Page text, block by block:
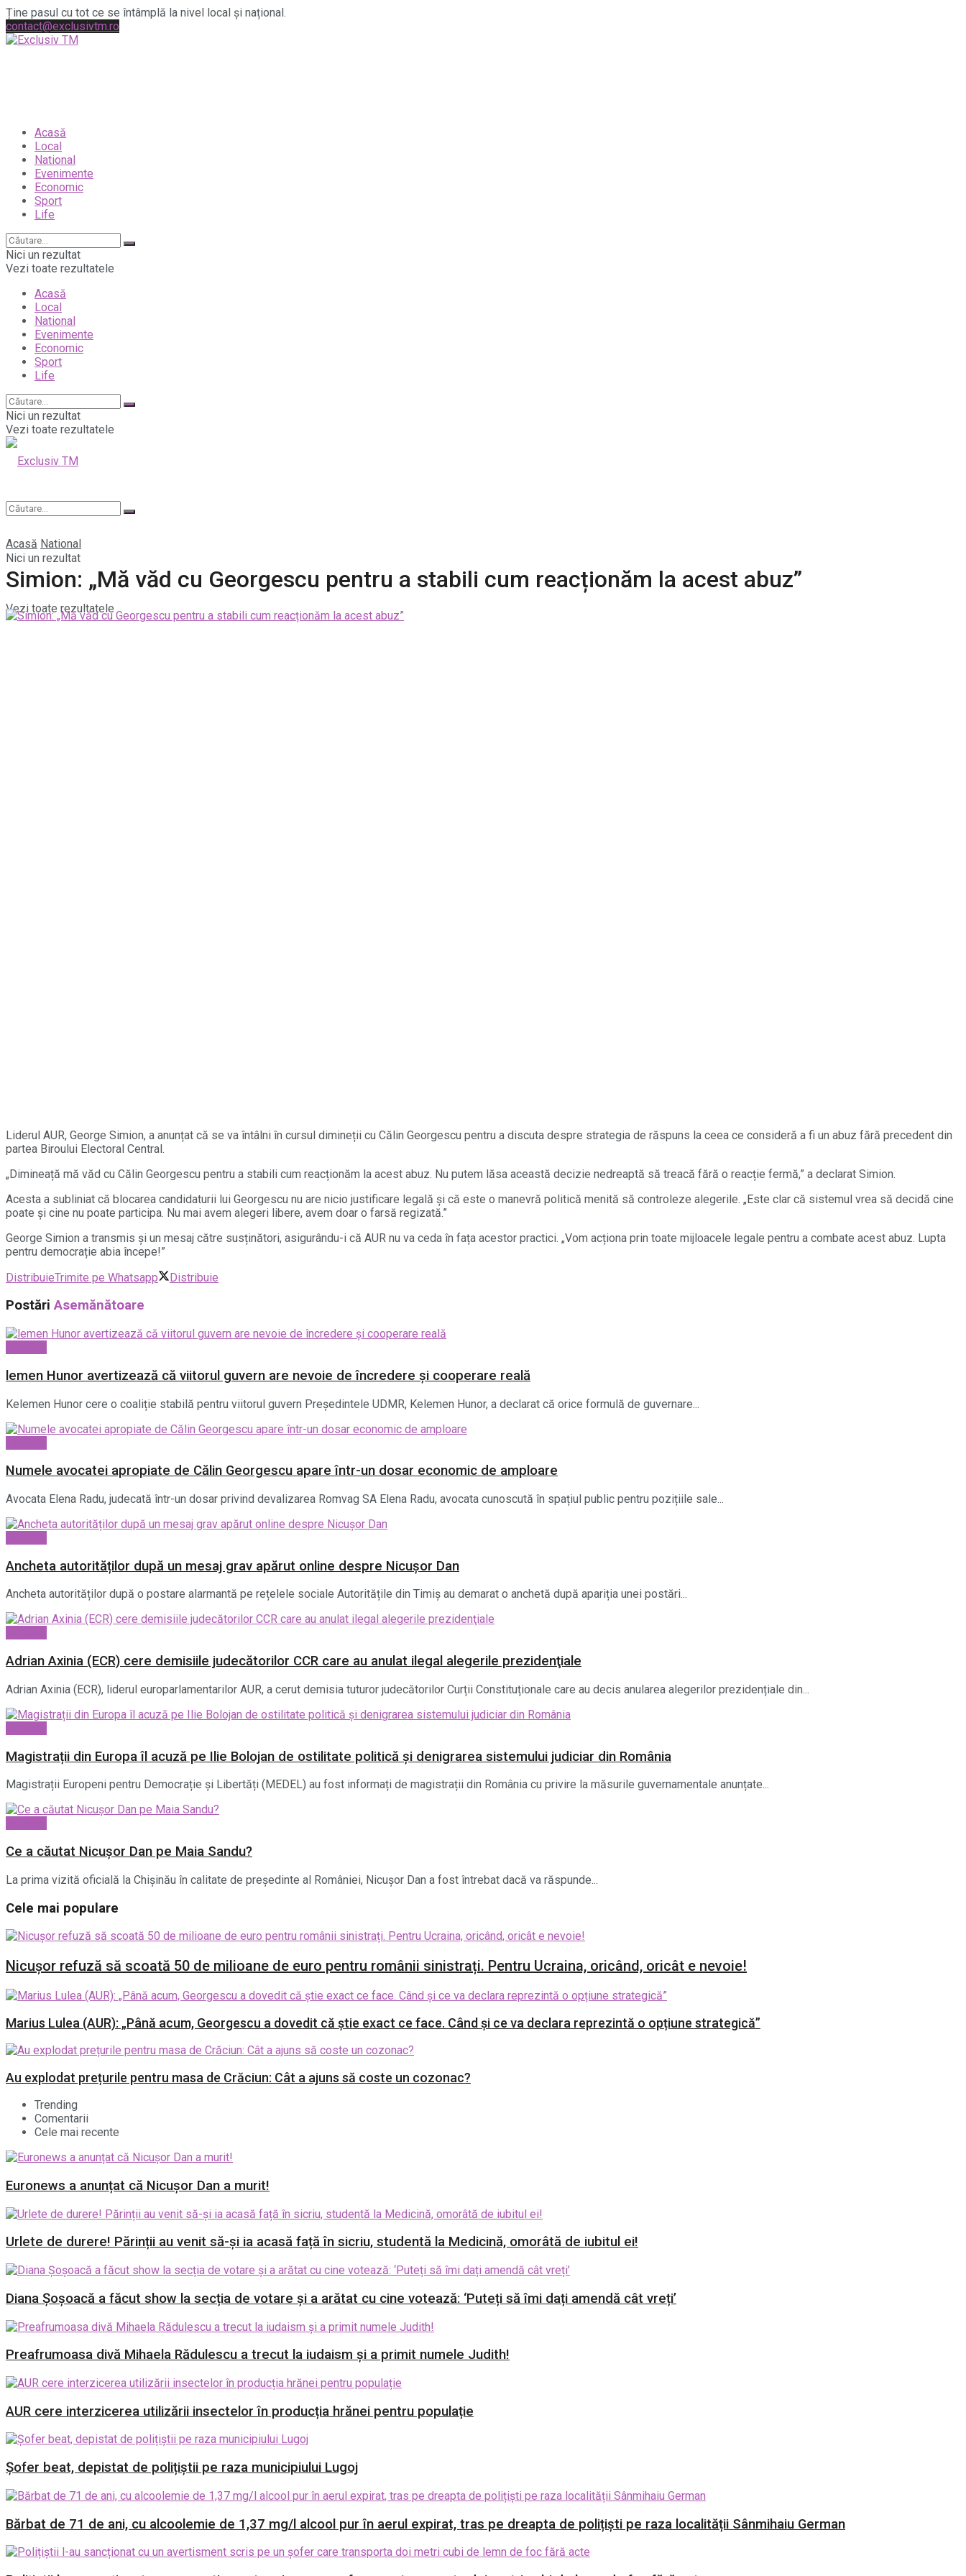
Ține pasul cu tot ce se întâmplă la nivel local și național.
contact@exclusivtm.ro
Acasă
Local
National
Evenimente
Economic
Sport
Life
Nici un rezultat
Vezi toate rezultatele
Acasă
Local
National
Evenimente
Economic
Sport
Life
Nici un rezultat
Vezi toate rezultatele
Nici un rezultat
Vezi toate rezultatele
Acasă National
Simion: „Mă văd cu Georgescu pentru a stabili cum reacționăm la acest abuz”
Liderul AUR, George Simion, a anunțat că se va întâlni în cursul dimineții cu Călin Georgescu pentru a discuta despre strategia de răspuns la ceea ce consideră a fi un abuz fără precedent din
partea Biroului Electoral Central.
„Dimineață mă văd cu Călin Georgescu pentru a stabili cum reacționăm la acest abuz. Nu putem lăsa această decizie nedreaptă să treacă fără o reacție fermă,” a declarat Simion.
Acesta a subliniat că blocarea candidaturii lui Georgescu nu are nicio justificare legală și că este o manevră politică menită să controleze alegerile. „Este clar că sistemul vrea să decidă cine
poate și cine nu poate participa. Nu mai avem alegeri libere, avem doar o farsă regizată.”
George Simion a transmis și un mesaj către susținători, asigurându-i că AUR nu va ceda în fața acestor practici. „Vom acționa prin toate mijloacele legale pentru a combate acest abuz. Lupta
pentru democrație abia începe!”
DistribuieTrimite pe Whatsapp Distribuie
PostăriAsemănătoare
lemen Hunor avertizează că viitorul guvern are nevoie de încredere și cooperare reală
Kelemen Hunor cere o coaliție stabilă pentru viitorul guvern Președintele UDMR, Kelemen Hunor, a declarat că orice formulă de guvernare...
Numele avocatei apropiate de Călin Georgescu apare într-un dosar economic de amploare
Avocata Elena Radu, judecată într-un dosar privind devalizarea Romvag SA Elena Radu, avocata cunoscută în spațiul public pentru pozițiile sale...
Ancheta autorităților după un mesaj grav apărut online despre Nicușor Dan
Ancheta autorităților după o postare alarmantă pe rețelele sociale Autoritățile din Timiș au demarat o anchetă după apariția unei postări...
Adrian Axinia (ECR) cere demisiile judecătorilor CCR care au anulat ilegal alegerile prezidenţiale
Adrian Axinia (ECR), liderul europarlamentarilor AUR, a cerut demisia tuturor judecătorilor Curții Constituționale care au decis anularea alegerilor prezidențiale din...
Magistrații din Europa îl acuză pe Ilie Bolojan de ostilitate politică și denigrarea sistemului judiciar din România
Magistrații Europeni pentru Democrație și Libertăți (MEDEL) au fost informați de magistrații din România cu privire la măsurile guvernamentale anunțate...
Ce a căutat Nicușor Dan pe Maia Sandu?
La prima vizită oficială la Chișinău în calitate de președinte al României, Nicușor Dan a fost întrebat dacă va răspunde...
Cele mai populare
Nicușor refuză să scoată 50 de milioane de euro pentru românii sinistrați. Pentru Ucraina, oricând, oricât e nevoie!
Marius Lulea (AUR): „Până acum, Georgescu a dovedit că știe exact ce face. Când și ce va declara reprezintă o opțiune strategică”
Au explodat prețurile pentru masa de Crăciun: Cât a ajuns să coste un cozonac?
Trending
Comentarii
Cele mai recente
Euronews a anunțat că Nicușor Dan a murit!
Urlete de durere! Părinții au venit să-și ia acasă față în sicriu, studentă la Medicină, omorâtă de iubitul ei!
Diana Șoșoacă a făcut show la secția de votare și a arătat cu cine votează: ‘Puteți să îmi dați amendă cât vreți’
Preafrumoasa divă Mihaela Rădulescu a trecut la iudaism și a primit numele Judith!
AUR cere interzicerea utilizării insectelor în producția hrănei pentru populație
Șofer beat, depistat de polițiștii pe raza municipiului Lugoj
Bărbat de 71 de ani, cu alcoolemie de 1,37 mg/l alcool pur în aerul expirat, tras pe dreapta de polițiști pe raza localității Sânmihaiu German